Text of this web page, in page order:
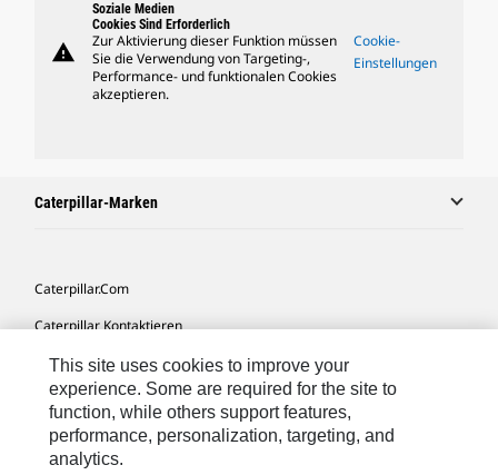
warning
Soziale Medien
Cookies Sind Erforderlich
Zur Aktivierung dieser Funktion müssen
Sie die Verwendung von Targeting-,
Performance- und funktionalen Cookies
akzeptieren.
Cookie-
Einstellungen
Caterpillar-Marken
Caterpillar.com
Caterpillar Kontaktieren
Meine Marketing-Präferenzen
Seitenübersicht
Cookie Settings
This site uses cookies to improve your
experience. Some are required for the site to
function, while others support features,
performance, personalization, targeting, and
analytics.